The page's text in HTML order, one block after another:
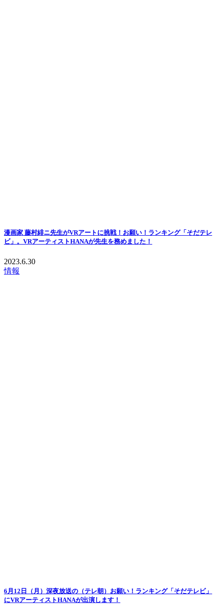
漫画家 藤村緋ニ先生がVRアートに挑戦！お願い！ランキング「そだテレ
ビ」。VRアーティストHANAが先生を務めました！
2023.6.30
情報
6月12日（月）深夜放送の（テレ朝）お願い！ランキング「そだテレビ」
にVRアーティストHANAが出演します！